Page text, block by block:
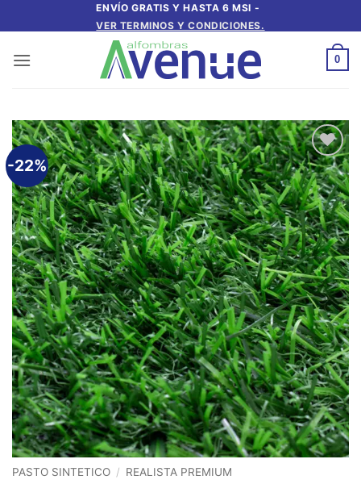
al
ENVÍO GRATIS Y HASTA 6 MSI -
VER TERMINOS Y CONDICIONES.
0
-22%
Añadir
a la
lista de
deseos
PASTO SINTETICO / REALISTA PREMIUM